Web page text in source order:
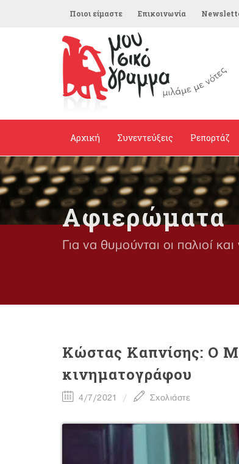
Ποιοι είμαστε Επικοινωνία
Αρχική Συνεντεύξεις Ρεπορτάζ
Αφιερώματα
Για να θυμούνται οι παλιοί
Kώστας Καπνίσης: Ο
κινηματογράφου
4/7/2021 Σχολιάστε